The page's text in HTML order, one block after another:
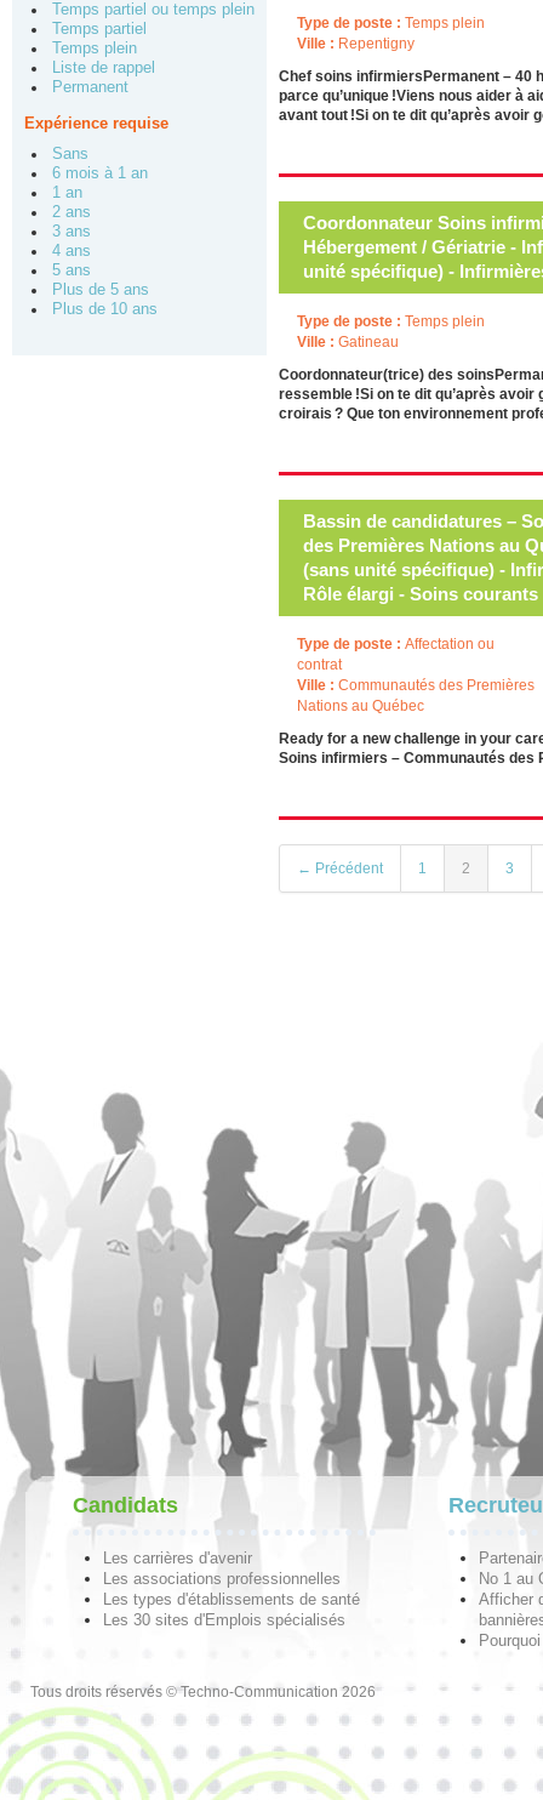
Temps partiel ou temps plein
Temps partiel
Temps plein
Liste de rappel
Permanent
Expérience requise
Sans
6 mois à 1 an
1 an
2 ans
3 ans
4 ans
5 ans
Plus de 5 ans
Plus de 10 ans
Type de poste : Temps plein
Ville : Repentigny
Chef soins infirmiersPermanent – 40
parce qu’unique !Viens nous aider à
avant tout !Si on te dit qu’après avoir
Coordonnateur Soins
Hébergement / Gériatrie -
unité spécifique) -
Type de poste : Temps plein
Ville : Gatineau
Coordonnateur(trice) des
ressemble !Si on te dit qu’après
croirais ? Que ton environnement
Bassin de candidatures –
des Premières Nations au
(sans unité spécifique) -
Rôle élargi - Soins courants
Type de poste : Affectation ou
contrat
Ville : Communautés des Premières
Nations au Québec
Ready for a new challenge in your
Soins infirmiers – Communautés
← Précédent 1 2 3
Candidats
Les carrières d'avenir
Les associations professionnelles
Les types d'établissements de santé
Les 30 sites d'Emplois spécialisés
No 1 au
Afficher
Tous droits réservés © Techno-Communication 2026